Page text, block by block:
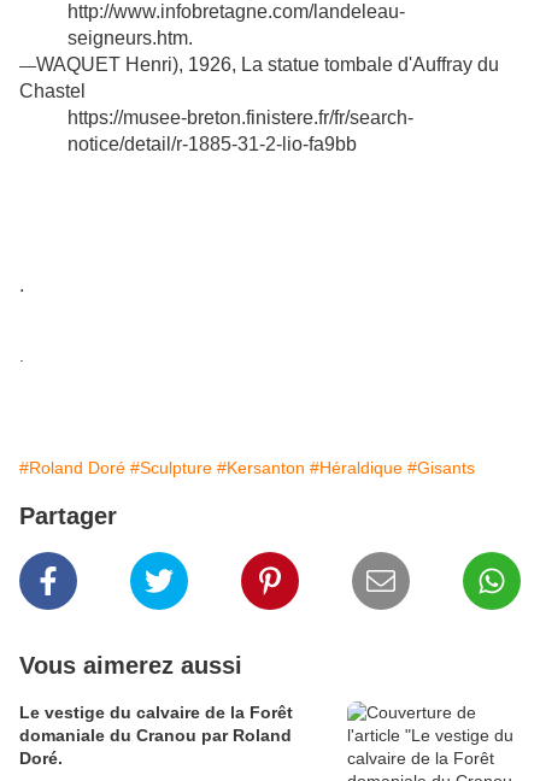
http://www.infobretagne.com/landeleau-
seigneurs.htm.
—WAQUET Henri), 1926, La statue tombale d'Auffray du
Chastel
https://musee-breton.finistere.fr/fr/search-
notice/detail/r-1885-31-2-lio-fa9bb
.
#Roland Doré #Sculpture #Kersanton #Héraldique #Gisants
Partager
Vous aimerez aussi
Le vestige du calvaire de la Forêt
domaniale du Cranou par Roland
Doré.